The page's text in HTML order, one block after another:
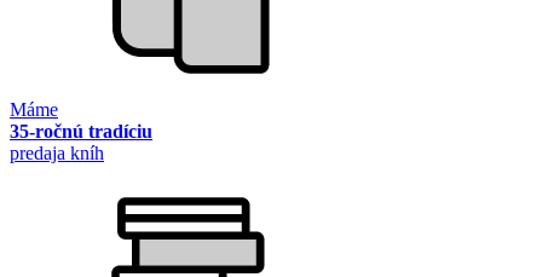
Máme
35-ročnú tradíciu
predaja kníh